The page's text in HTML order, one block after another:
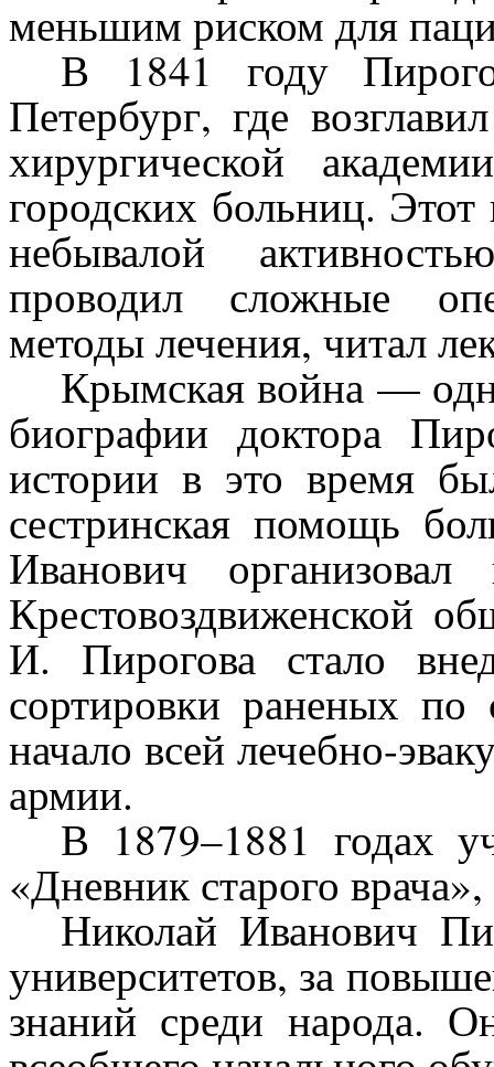
меньшим риском для
В 1841 году
Петербург, где
хирургической
городских больниц.
небывалой
проводил сложные
методы лечения, читал
Крымская война —
биографии доктора
истории в это время
сестринская помощь
Иванович
Крестовоздвиженской
И. Пирогова стало
сортировки раненых по
начало всей лечебно-
армии.
В 1879–1881 годах
«Дневник старого
Николай Иванович
университетов, за
знаний среди народа.